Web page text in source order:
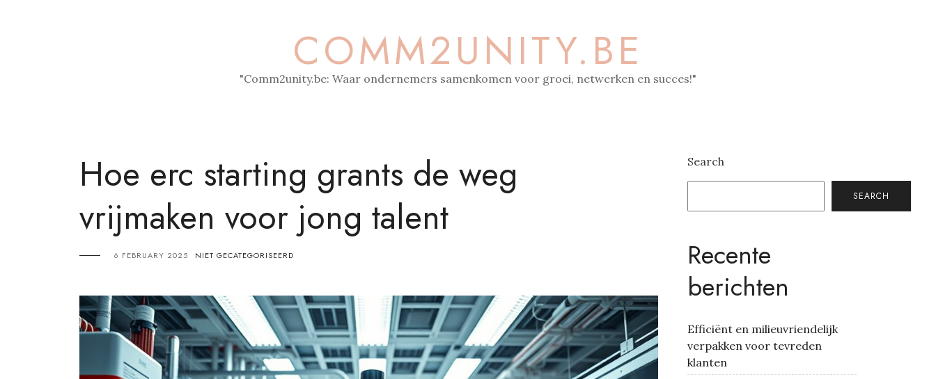
COMM2UNITY.BE
"Comm2unity.be: Waar ondernemers samenkomen voor groei, netwerken en succes!"
Hoe erc starting grants de weg
vrijmaken voor jong talent
6 FEBRUARY 2025 NIET GECATEGORISEERD
Search
SEARCH
Recente
berichten
Efficiënt en milieuvriendelijk
verpakken voor tevreden
klanten